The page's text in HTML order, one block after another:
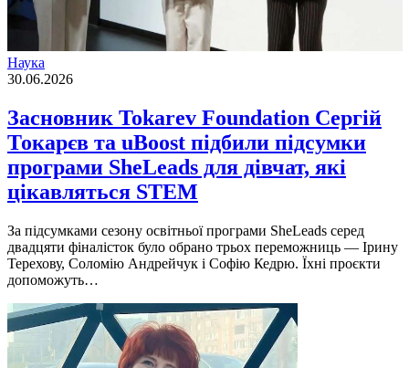
Наука
30.06.2026
Засновник Tokarev Foundation Сергій
Токарєв та uBoost підбили підсумки
програми SheLeads для дівчат, які
цікавляться STEM
За підсумками сезону освітньої програми SheLeads серед
двадцяти фіналісток було обрано трьох переможниць — Ірину
Терехову, Соломію Андрейчук і Софію Кедрю. Їхні проєкти
допоможуть…